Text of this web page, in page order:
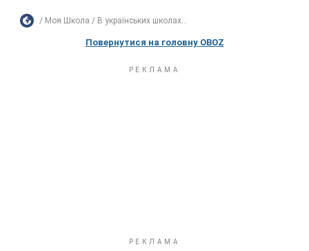
Моя Школа В українських школах...
Повернутися на головну OBOZ